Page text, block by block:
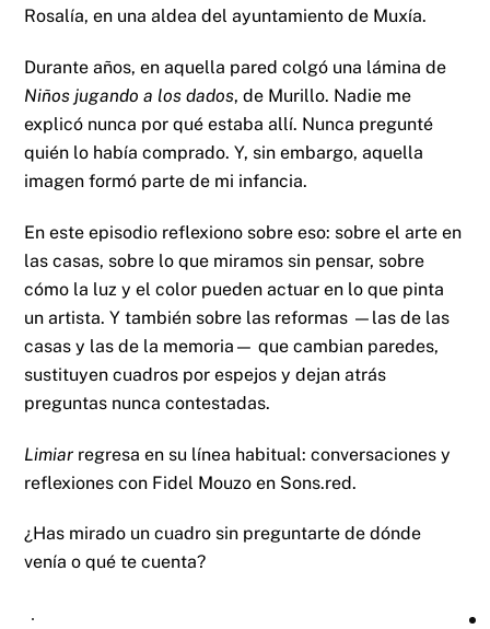
Rosalía, en una aldea del ayuntamiento de Muxía.
Durante años, en aquella pared colgó una lámina de
Niños jugando a los dados, de Murillo. Nadie me
explicó nunca por qué estaba allí. Nunca pregunté
quién lo había comprado. Y, sin embargo, aquella
imagen formó parte de mi infancia.
En este episodio reflexiono sobre eso: sobre el arte en
las casas, sobre lo que miramos sin pensar, sobre
cómo la luz y el color pueden actuar en lo que pinta
un artista. Y también sobre las reformas —las de las
casas y las de la memoria— que cambian paredes,
sustituyen cuadros por espejos y dejan atrás
preguntas nunca contestadas.
Limiar regresa en su línea habitual: conversaciones y
reflexiones con Fidel Mouzo en Sons.red.
¿Has mirado un cuadro sin preguntarte de dónde
venía o qué te cuenta?